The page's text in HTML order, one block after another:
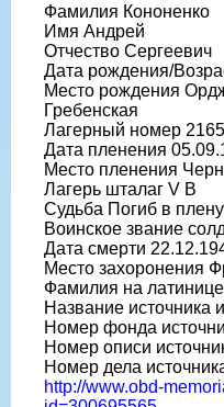
Фамилия Кононенко
Имя Андрей
Отчество Сергеевич
Дата рождения/
Место рождения
Гребенская
Лагерный номер
Дата пленения
Место пленения
Лагерь шталаг V B
Судьба Погиб в плену
Воинское звание
Дата смерти
Место захоронения
Фамилия на
Название
Номер фонда
Номер описи
Номер дела
http://www.obd-